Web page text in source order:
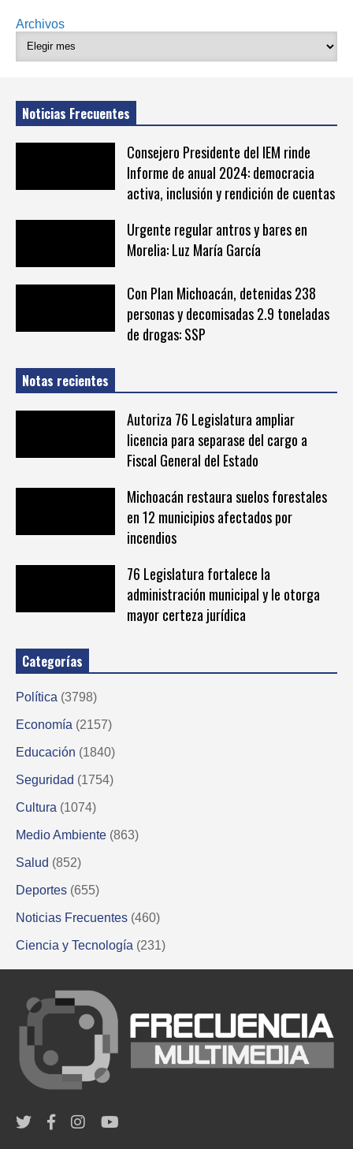
Archivos
Noticias Frecuentes
Consejero Presidente del IEM rinde
Informe de anual 2024: democracia
activa, inclusión y rendición de cuentas
Urgente regular antros y bares en
Morelia: Luz María García
Con Plan Michoacán, detenidas 238
personas y decomisadas 2.9 toneladas
de drogas: SSP
Notas recientes
Autoriza 76 Legislatura ampliar
licencia para separase del cargo a
Fiscal General del Estado
Michoacán restaura suelos forestales
en 12 municipios afectados por
incendios
76 Legislatura fortalece la
administración municipal y le otorga
mayor certeza jurídica
Categorías
Política (3798)
Economía (2157)
Educación (1840)
Seguridad (1754)
Cultura (1074)
Medio Ambiente (863)
Salud (852)
Deportes (655)
Noticias Frecuentes (460)
Ciencia y Tecnología (231)